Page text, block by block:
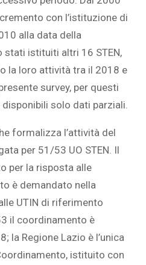
con l’istituzione di
alla data della
stati istituiti altri 16 STEN,
la loro attività tra il 2018 e
survey, per questi
solo dati parziali.
formalizza l’attività del
per 51/53 UO STEN. Il
per la risposta alle
è demandato nella
UTIN di riferimento
il coordinamento è
la Regione Lazio è l’unica
istituito con